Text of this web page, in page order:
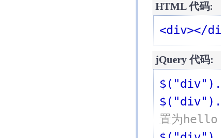
HTML 代码:
<div></
jQuery 代码:
置为hello